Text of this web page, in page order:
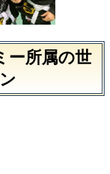
ー所属の世